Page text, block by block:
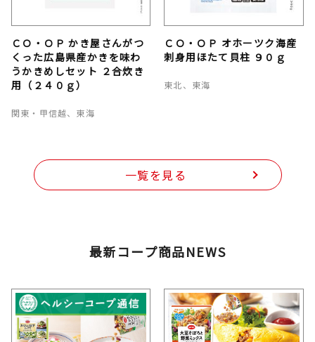
ＣＯ・ＯＰ かき屋さんがつ
くった広島県産かきを味わ
うかきめしセット ２合炊き
用（２４０ｇ）
関東・甲信越、東海
ＣＯ・ＯＰ オホーツク海産
刺身用ほたて貝柱 ９０ｇ
東北、東海
一覧を見る
最新コープ商品NEWS